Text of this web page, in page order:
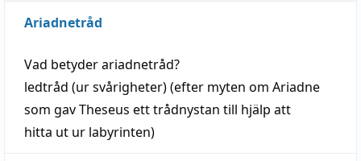
Ariadnetråd
Vad betyderariadnetråd?
ledtråd (ur svårigheter) (efter myten om Ariadne
som gav Theseus ett trådnystan till hjälp att
hitta ut ur labyrinten)